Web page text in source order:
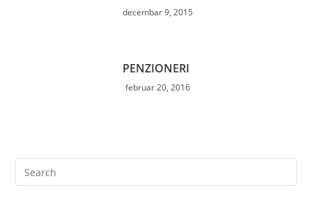
decembar 9, 2015
PENZIONERI
februar 20, 2016